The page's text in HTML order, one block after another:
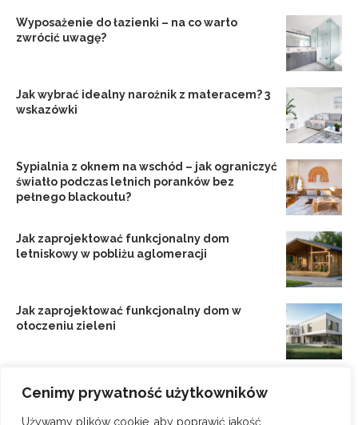
Cenimy prywatność użytkowników
Używamy plików cookie, aby poprawić jakość
Wyposażenie do łazienki – na co warto
zwrócić uwagę?
Jak wybrać idealny narożnik z materacem? 3
wskazówki
Sypialnia z oknem na wschód – jak ograniczyć
światło podczas letnich poranków bez
pełnego blackoutu?
Jak zaprojektować funkcjonalny dom
letniskowy w pobliżu aglomeracji
Jak zaprojektować funkcjonalny dom w
otoczeniu zieleni
otoczeniu aglomeracji